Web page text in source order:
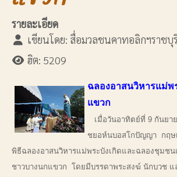
รายละเอียด
เขียนโดย: สื่อมวลชนคาทอลิกฯราชบุ
ฮิต: 5209
ฉลองอาสนวิหารแม่พ
แขวก
เมื่อวันอาทิตย์ที่ 9 กันยา
ชยอห์นบอสโกปัญญา กฤษ
พิธีฉลองอาสนวิหารแม่พระบังเกิดและฉลองชุมช
ชาวบางนกแขวก โดยมีบรรดาพระสงฆ์ นักบวช แ